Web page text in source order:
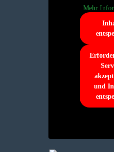
Mehr
und